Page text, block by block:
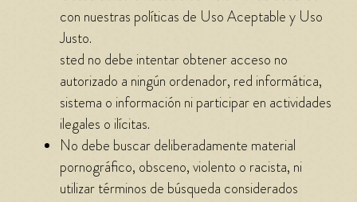
con nuestras políticas de Uso Aceptable y Uso
Justo.
sted no debe intentar obtener acceso no
autorizado a ningún ordenador, red informática,
sistema o información ni participar en actividades
ilegales o ilícitas.
No debe buscar deliberadamente material
pornográfico, obsceno, violento o racista, ni
utilizar términos de búsqueda considerados